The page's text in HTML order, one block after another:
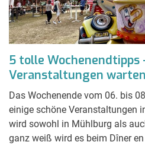
5 tolle Wochenendtipps
Veranstaltungen
Das Wochenende vom 06. bis
einige schöne Veranstaltungen
wird sowohl in Mühlburg als
ganz weiß wird es beim Dîner